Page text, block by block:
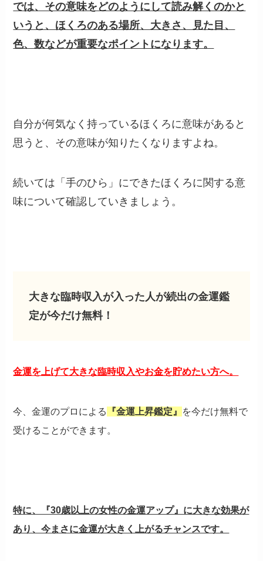
では、その意味をどのようにして読み解くのかと
いうと、ほくろのある場所、大きさ、見た目、
色、数などが重要なポイントになります。
自分が何気なく持っているほくろに意味があると
思うと、その意味が知りたくなりますよね。
続いては「手のひら」にできたほくろに関する意
味について確認していきましょう。
大きな臨時収入が入った人が続出の金運鑑
定が今だけ無料！
金運を上げて大きな臨時収入やお金を貯めたい方へ。
今、金運のプロによる 『金運上昇鑑定』 を今だけ無料で
受けることができます。
特に、『30歳以上の女性の金運アップ』に大きな効果が
あり、今まさに金運が大きく上がるチャンスです。